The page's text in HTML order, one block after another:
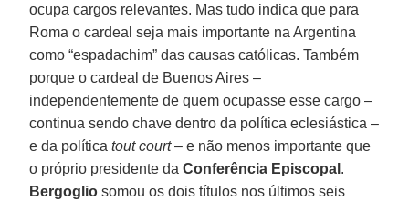
ocupa cargos relevantes. Mas tudo indica que para
Roma o cardeal seja mais importante na Argentina
como “espadachim” das causas católicas. Também
porque o cardeal de Buenos Aires –
independentemente de quem ocupasse esse cargo –
continua sendo chave dentro da política eclesiástica –
e da políticatout court– e não menos importante que
o próprio presidente daConferência Episcopal .
Bergogliosomou os dois títulos nos últimos seis